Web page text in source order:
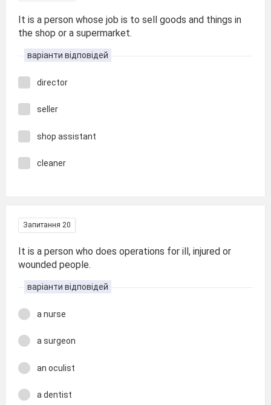
It is a person whose job is to sell goods and things in
the shop or a supermarket.
варіанти відповідей
director
seller
shop assistant
cleaner
Запитання 20
It is a person who does operations for ill, injured or
wounded people.
варіанти відповідей
a nurse
a surgeon
an oculist
a dentist